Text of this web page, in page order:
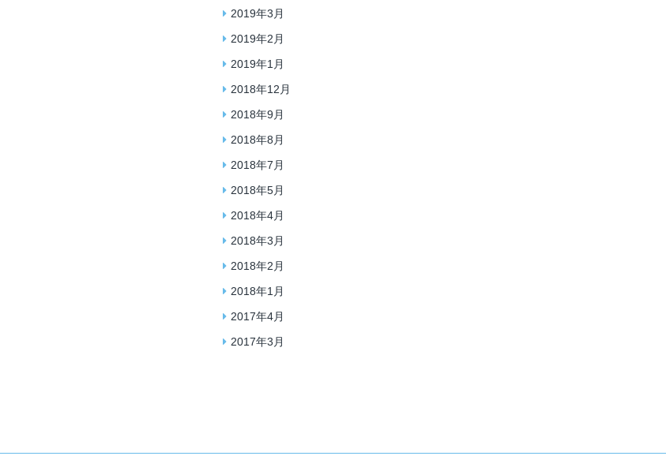
2019年3月
2019年2月
2019年1月
2018年12月
2018年9月
2018年8月
2018年7月
2018年5月
2018年4月
2018年3月
2018年2月
2018年1月
2017年4月
2017年3月